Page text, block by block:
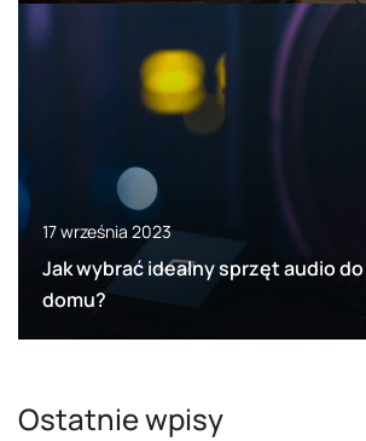
17 września 2023
Jak wybrać idealny sprzęt audio
domu?
Ostatnie wpisy